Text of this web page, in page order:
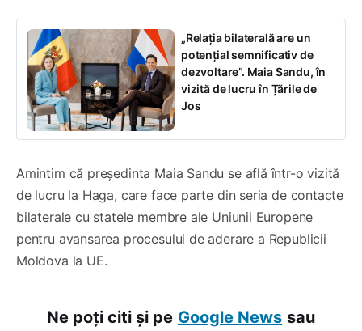
„Relația bilaterală are un
potențial semnificativ de
dezvoltare”. Maia Sandu, în
vizită de lucru în Țările de
Jos
Amintim că președinta Maia Sandu se află într-o vizită
de lucru la Haga, care face parte din seria de contacte
bilaterale cu statele membre ale Uniunii Europene
pentru avansarea procesului de aderare a Republicii
Moldova la UE.
Ne poți citi și pe Google News sau